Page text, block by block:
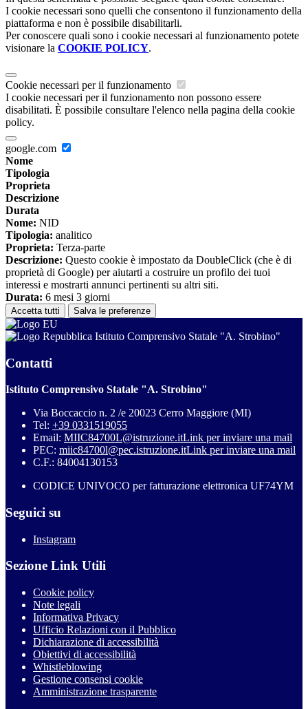
I cookie necessari sono quelli che consentono il funzionamento della
piattaforma e non è possibile disabilitarli.
Per conoscere quali sono i cookie necessari al funzionamento potete
visionare la COOKIE POLICY.
Cookie necessari per il funzionamento
I cookie necessari per il funzionamento non possono essere
disabilitati. È possibile consultare l'elenco nella pagina della cookie
policy.
google.com
Nome
Tipologia
Proprieta
Descrizione
Durata
Nome: NID
Tipologia: analitico
Proprieta: Terza-parte
Descrizione: Questo cookie è impostato da DoubleClick (che è di
proprietà di Google) per aiutarti a costruire un profilo dei tuoi
interessi e mostrarti annunci pertinenti su altri siti.
Durata: 6 mesi 3 giorni
Accetta tutti Salva le preferenze
Istituto Comprensivo Statale "A. Strobino"
Contatti
Istituto Comprensivo Statale "A. Strobino"
Via Boccaccio n. 2 /e 20023 Cerro Maggiore (MI)
Tel: +39 0331519055
Email: MIIC84700L@istruzione.itLink per inviare una mail
PEC: miic84700l@pec.istruzione.itLink per inviare una mail
C.F.: 84004130153
CODICE UNIVOCO per fatturazione elettronica UF74YM
Seguici su
Instagram
Sezione Link Utili
Cookie policy
Note legali
Informativa Privacy
Ufficio Relazioni con il Pubblico
Dichiarazione di accessibilità
Obiettivi di accessibilità
Whistleblowing
Gestione consensi cookie
Amministrazione trasparente